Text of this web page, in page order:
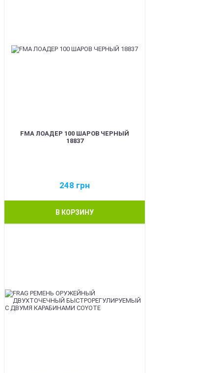
FMA ЛОАДЕР 100 ШАРОВ ЧЕРНЫЙ
18837
248 грн
В КОРЗИНУ